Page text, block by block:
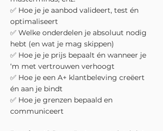
✅ Hoe je je aanbod valideert, test én
optimaliseert
✅ Welke onderdelen je absoluut nodig
hebt (en wat je mag skippen)
✅ Hoe je je prijs bepaalt én wanneer je
‘m met vertrouwen verhoogt
✅ Hoe je een A+ klantbeleving creëert
én aan je bindt
✅ Hoe je grenzen bepaald en
communiceert